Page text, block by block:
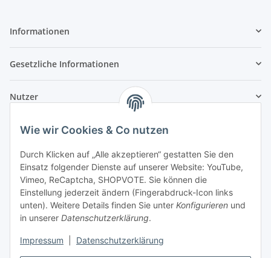
Wie wir Cookies & Co nutzen
Durch Klicken auf „Alle akzeptieren“ gestatten Sie den
Einsatz folgender Dienste auf unserer Website: YouTube,
Vimeo, ReCaptcha, SHOPVOTE. Sie können die
Einstellung jederzeit ändern (Fingerabdruck-Icon links
unten). Weitere Details finden Sie unter Konfigurieren und
in unserer Datenschutzerklärung.
Impressum Datenschutzerklärung
Informationen
Gesetzliche Informationen
Nutzer